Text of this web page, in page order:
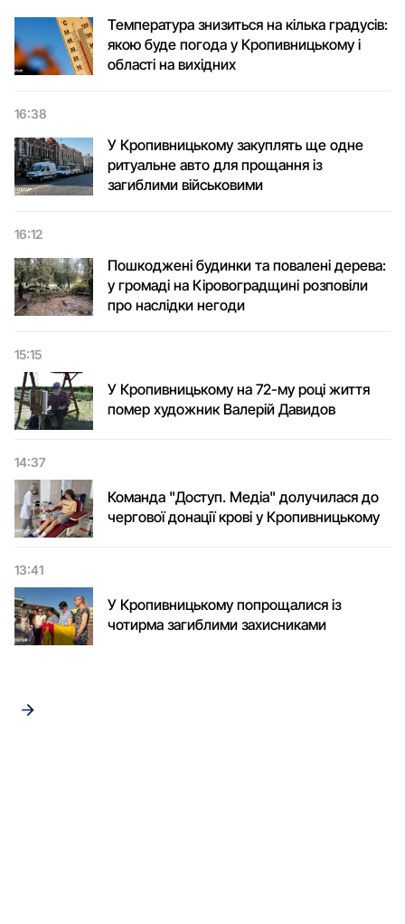
Температура знизиться на кілька градусів:
якою буде погода у Кропивницькому і
області на вихідних
16:38
У Кропивницькому закуплять ще одне
ритуальне авто для прощання із
загиблими військовими
16:12
Пошкоджені будинки та повалені дерева:
у громаді на Кіровоградщині розповіли
про наслідки негоди
15:15
У Кропивницькому на 72-му році життя
помер художник Валерій Давидов
14:37
Команда "Доступ. Медіа" долучилася до
чергової донації крові у Кропивницькому
13:41
У Кропивницькому попрощалися із
чотирма загиблими захисниками